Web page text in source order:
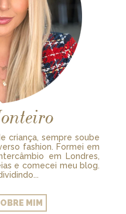
criança, sempre soube
fashion. Formei em
em Londres,
e comecei meu blog.
MIM